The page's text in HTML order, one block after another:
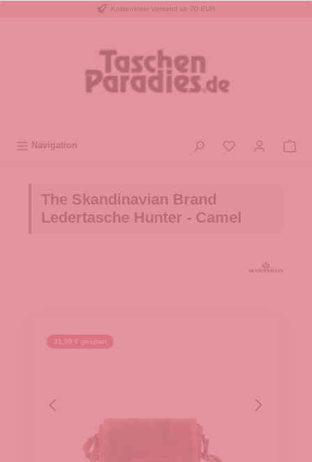
Kostenloser Versand ab 20 EUR
Navigation
The Skandinavian Brand
Ledertasche Hunter - Camel
31,99 € gespart